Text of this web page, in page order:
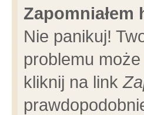
Zapomniałem
Nie panikuj!
problemu
kliknij na link